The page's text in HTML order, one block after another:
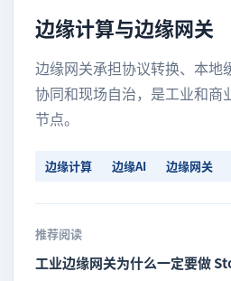
边缘计算与边缘网关
边缘网关承担协议转换、本地
协同和现场自治，是工业和商
节点。
边缘计算 边缘AI 边缘网关
推荐阅读
工业边缘网关为什么一定要做